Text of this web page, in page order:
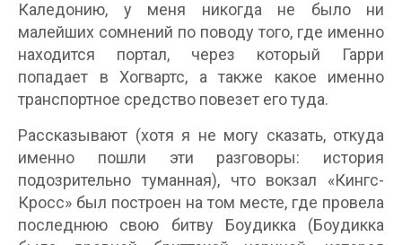
Каледонию, у меня никогда не было ни
малейших сомнений по поводу того, где именно
находится портал, через который Гарри
попадает в Хогвартс, а также какое именно
транспортное средство повезет его туда.
Рассказывают (хотя я не могу сказать, откуда
именно пошли эти разговоры: история
подозрительно туманная), что вокзал «Кингс-
Кросс» был построен на том месте, где провела
последнюю свою битву Боудикка (Боудикка